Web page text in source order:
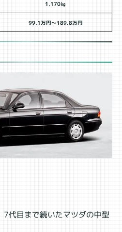
1,170㎏
99.1万円～189.8万円
代目まで続いたマツダの中型